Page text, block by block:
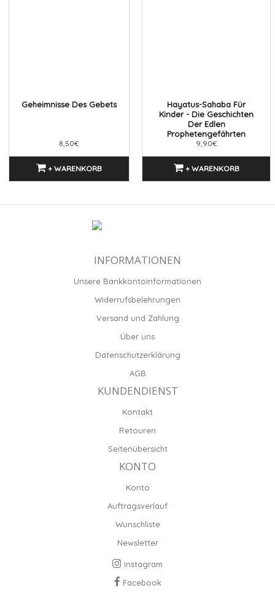
Geheimnisse Des Gebets
8,50€
+ WARENKORB
Hayatus-Sahaba Für
Kinder - Die Geschichten
Der Edlen
Prophetengefährten
9,90€
+ WARENKORB
INFORMATIONEN
Unsere Bankkontoinformationen
Widerrufsbelehrungen
Versand und Zahlung
Über uns
Datenschutzerklärung
AGB
KUNDENDIENST
Kontakt
Retouren
Seitenübersicht
KONTO
Konto
Auftragsverlauf
Wunschliste
Newsletter
Instagram
Facebook